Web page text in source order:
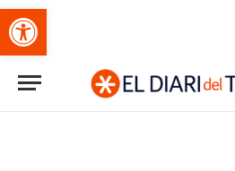
Obre la barra d'eines